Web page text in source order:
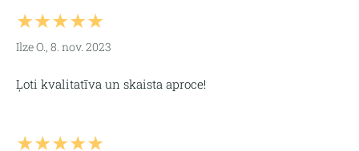
★★★★★
Ilze O., 8. nov. 2023
Ļoti kvalitatīva un skaista aproce!
★★★★★